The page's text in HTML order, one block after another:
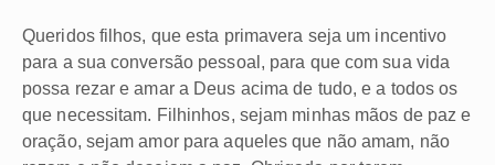
Queridos filhos, que esta primavera seja um incentivo
para a sua conversão pessoal, para que com sua vida
possa rezar e amar a Deus acima de tudo, e a todos os
que necessitam. Filhinhos, sejam minhas mãos de paz e
oração, sejam amor para aqueles que não amam, não